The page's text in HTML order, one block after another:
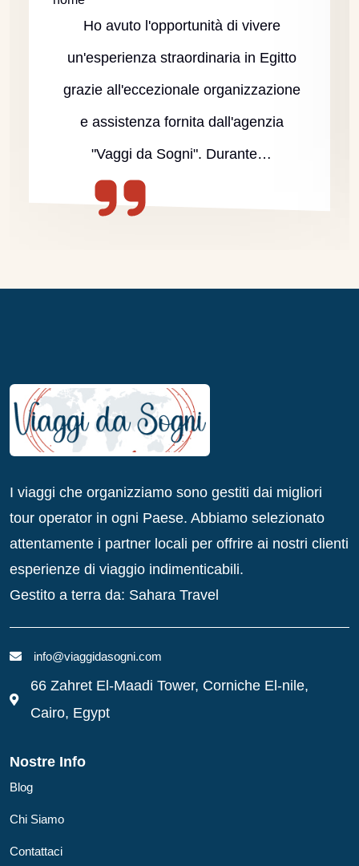
Ho avuto l'opportunità di vivere
un'esperienza straordinaria in Egitto
grazie all'eccezionale organizzazione
e assistenza fornita dall'agenzia
"Vaggi da Sogni". Durante…
I viaggi che organizziamo sono gestiti dai migliori
tour operator in ogni Paese. Abbiamo selezionato
attentamente i partner locali per offrire ai nostri clienti
esperienze di viaggio indimenticabili.
Gestito a terra da: Sahara Travel
info@viaggidasogni.com
66 Zahret El-Maadi Tower, Corniche El-nile,
Cairo, Egypt
Nostre Info
Blog
Chi Siamo
Contattaci